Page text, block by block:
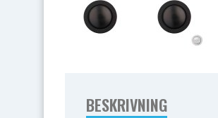
BESKRIVNING